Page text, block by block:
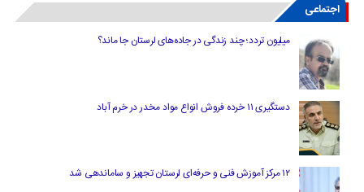
اجتماعی
میلیون تردد؛ چند زندگی در جاده‌های لرستان جا ماند؟
دستگیری ۱۱ خرده فروش انواع مواد مخدر در خرم آباد
۱۲ مرکز آموزش فنی و حرفه‌ای لرستان تجهیز و ساماندهی شد